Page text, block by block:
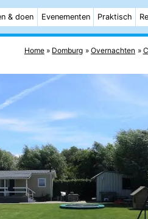
& doen Evenementen Praktisch
Home Domburg Overnachten